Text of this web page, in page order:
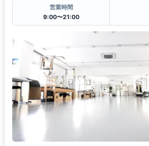
営業時間
9:00〜21:00